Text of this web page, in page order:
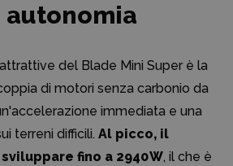
autonomia
del Blade Mini Super è la
di motori senza carbonio da
immediata e una
terreni difficili. Al picco, il
fino a 2940 W, il che è